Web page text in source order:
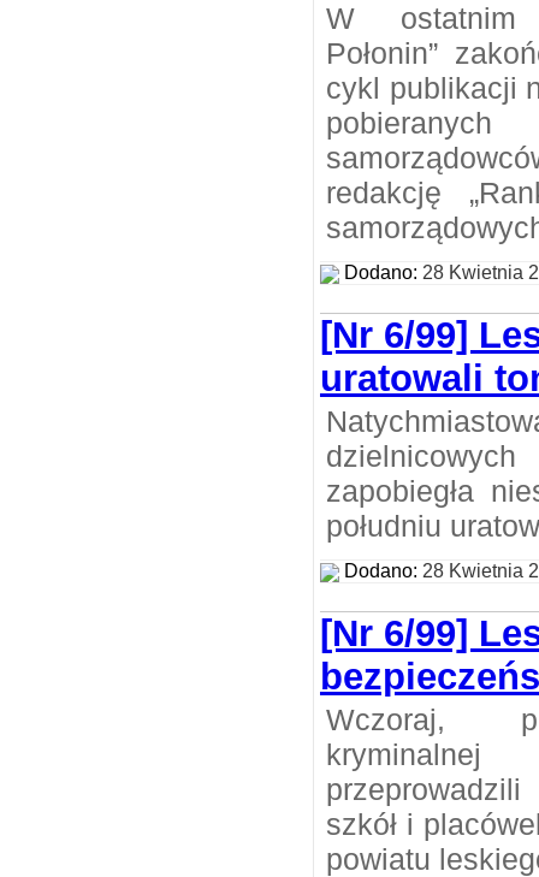
W ostatnim
Połonin”
cykl publikacji
redakcję
Dodano: 28 Kwietnia
[Nr 6/99]
uratowali
zapobiegła
południu
Dodano: 28 Kwietnia
[Nr 6/99]
Wczoraj,
szkół i
powiatu